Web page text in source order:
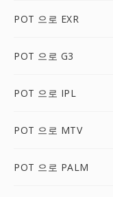
POT 으로 EXR
POT 으로 G3
POT 으로 IPL
POT 으로 MTV
POT 으로 PALM